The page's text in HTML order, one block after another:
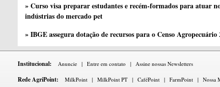
» Curso visa preparar estudantes e recém-formados para atuar
indústrias do mercado pet
» IBGE assegura dotação de recursos para o Censo Agropecuário
Institucional: Anuncie | Entre em contato | Assine nossas Newsletters
Rede AgriPoint: MilkPoint | MilkPoint PT | CaféPoint | FarmPoint | Nossa